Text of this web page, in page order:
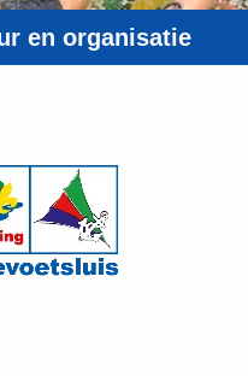
en organisatie